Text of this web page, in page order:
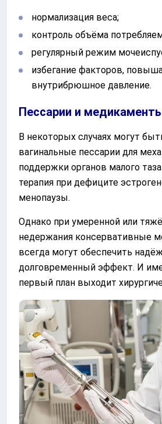
нормализация веса;
контроль объёма
регулярный режим
избегание факторов,
внутрибрюшное давление.
Пессарии и
В некоторых случаях могут
вагинальные пессарии для
поддержки органов малого
терапия при дефиците
менопаузы.
Однако при умеренной или
недержания консервативные
всегда могут обеспечить
долговременный эффект. И
первый план выходит